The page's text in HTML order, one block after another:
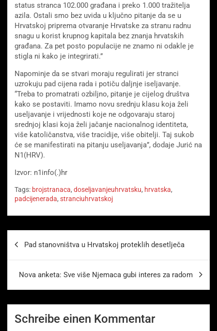
status stranca 102.000 građana i preko 1.000 tražitelja
azila. Ostali smo bez uvida u ključno pitanje da se u
Hrvatskoj priprema otvaranje Hrvatske za stranu radnu
snagu u korist krupnog kapitala bez znanja hrvatskih
građana. Za pet posto populacije ne znamo ni odakle je
stigla ni kako je integrirati.”
Napominje da se stvari moraju regulirati jer stranci
uzrokuju pad cijena rada i potiču daljnje iseljavanje.
“Treba to promatrati ozbiljno, pitanje je cijelog društva
kako se postaviti. Imamo novu srednju klasu koja želi
useljavanje i vrijednosti koje ne odgovaraju staroj
srednjoj klasi koja želi jačanje nacionalnog identiteta,
više katoličanstva, više tracidije, više obitelji. Taj sukob
će se manifestirati na pitanju useljavanja”, dodaje Jurić na
N1(HRV).
Izvor: n1info(.)hr
Tags: brojstranaca, doseljavanjeuhrvatsku, hrvatska,
padcijenerada, stranciuhrvatskoj
Pad stanovništva u Hrvatskoj proteklih desetlječa
Nova anketa: Sve više Njemaca gubi interes za radom
Schreibe einen Kommentar